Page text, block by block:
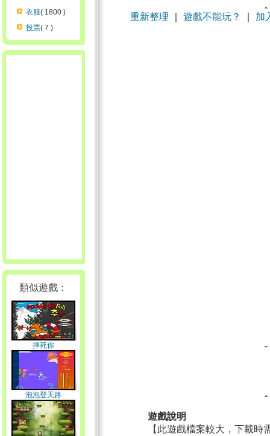
衣服( 1800 )
投票( 7 )
類似遊戲：
摔死你
泡泡登天路
重新整理 遊戲不能玩？ 加
遊戲說明
【此遊戲檔案較大，下載